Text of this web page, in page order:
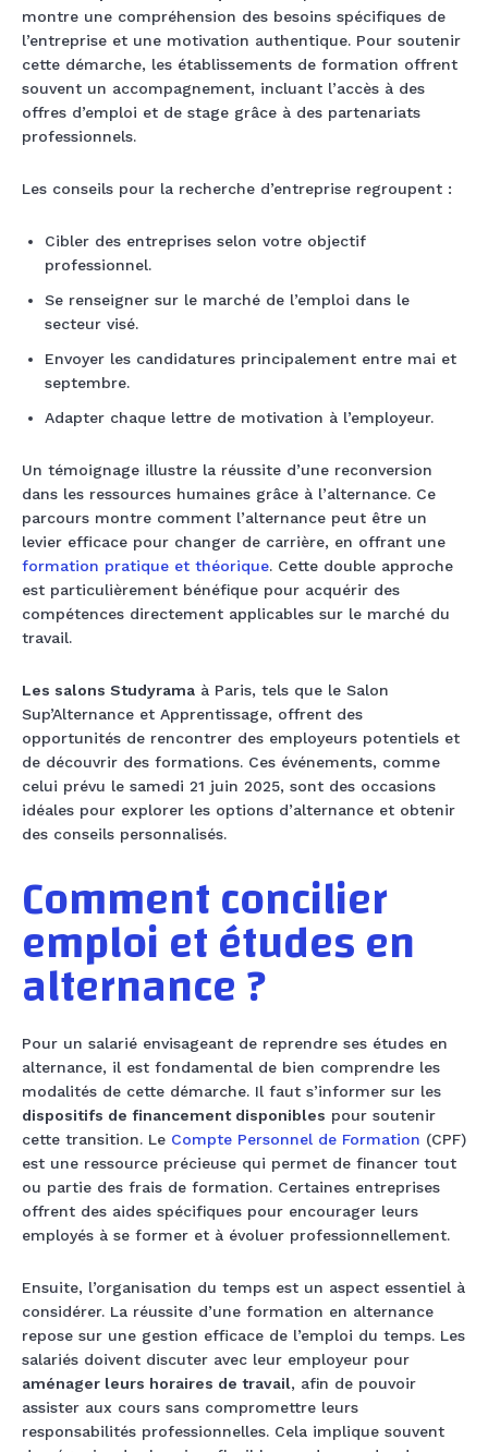
montre une compréhension des besoins spécifiques de
l’entreprise et une motivation authentique. Pour soutenir
cette démarche, les établissements de formation offrent
souvent un accompagnement, incluant l’accès à des
offres d’emploi et de stage grâce à des partenariats
professionnels.
Les conseils pour la recherche d’entreprise regroupent :
Cibler des entreprises selon votre objectif
professionnel.
Se renseigner sur le marché de l’emploi dans le
secteur visé.
Envoyer les candidatures principalement entre mai et
septembre.
Adapter chaque lettre de motivation à l’employeur.
Un témoignage illustre la réussite d’une reconversion
dans les ressources humaines grâce à l’alternance. Ce
parcours montre comment l’alternance peut être un
levier efficace pour changer de carrière, en offrant une
formation pratique et théorique. Cette double approche
est particulièrement bénéfique pour acquérir des
compétences directement applicables sur le marché du
travail.
Les salons Studyrama à Paris, tels que le Salon
Sup’Alternance et Apprentissage, offrent des
opportunités de rencontrer des employeurs potentiels et
de découvrir des formations. Ces événements, comme
celui prévu le samedi 21 juin 2025, sont des occasions
idéales pour explorer les options d’alternance et obtenir
des conseils personnalisés.
Comment concilier
emploi et études en
alternance ?
Pour un salarié envisageant de reprendre ses études en
alternance, il est fondamental de bien comprendre les
modalités de cette démarche. Il faut s’informer sur les
dispositifs de financement disponibles pour soutenir
cette transition. Le Compte Personnel de Formation (CPF)
est une ressource précieuse qui permet de financer tout
ou partie des frais de formation. Certaines entreprises
offrent des aides spécifiques pour encourager leurs
employés à se former et à évoluer professionnellement.
Ensuite, l’organisation du temps est un aspect essentiel à
considérer. La réussite d’une formation en alternance
repose sur une gestion efficace de l’emploi du temps. Les
salariés doivent discuter avec leur employeur pour
aménager leurs horaires de travail, afin de pouvoir
assister aux cours sans compromettre leurs
responsabilités professionnelles. Cela implique souvent